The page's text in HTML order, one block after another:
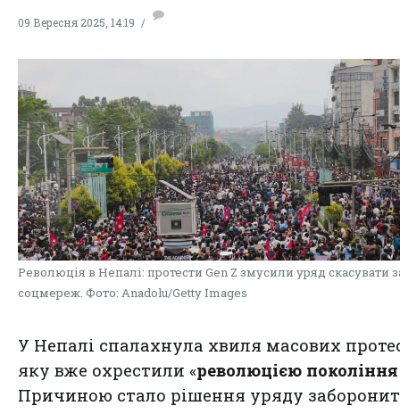
09 Вересня 2025, 14:19
Революція в Непалі: протести Gen Z змусили уряд скасувати
соцмереж. Фото: Anadolu/Getty Images
У Непалі спалахнула хвиля масових
яку вже охрестили «революцією
Причиною стало рішення уряду